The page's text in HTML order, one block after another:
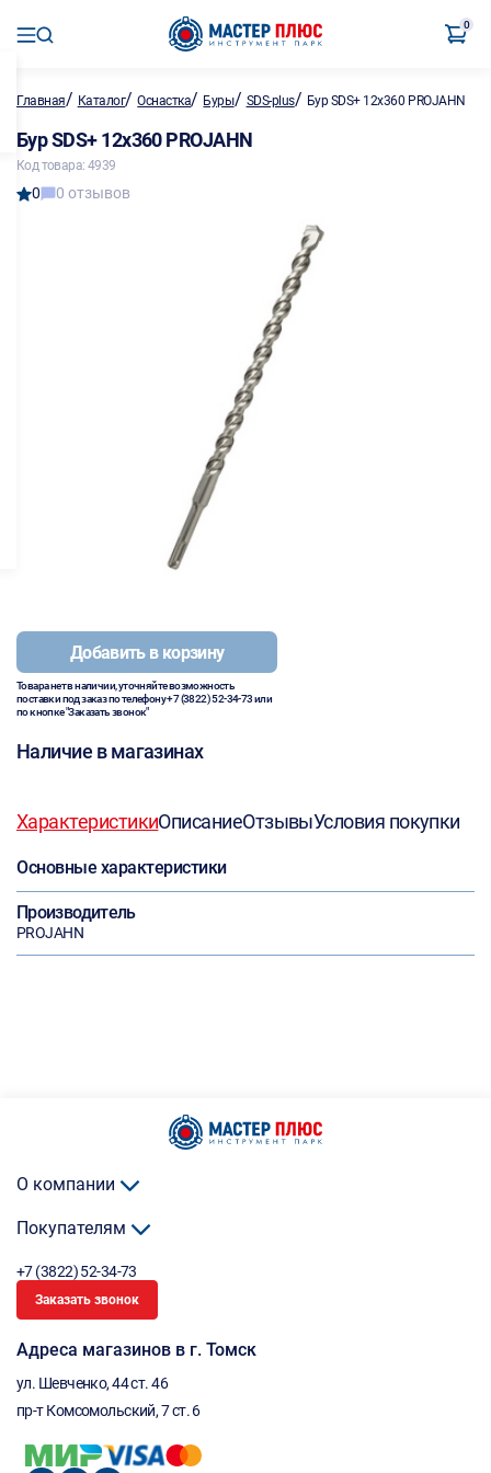
0
Главная/ Каталог/Оснастка/ Буры/ SDS-plus/ Бур SDS+ 12х360 PROJAHN
Бур SDS+ 12х360 PROJAHN
Код товара: 4939
0 0 отзывов
Добавить в корзину
Товара нет в наличии, уточняйте возможность
поставки под заказ по телефону+7 (3822) 52-34-73или
по кнопке "Заказать звонок"
Наличие в магазинах
ХарактеристикиОписаниеОтзывыУсловия покупки
Основные характеристики
Производитель
PROJAHN
О компании
Покупателям
+7 (3822) 52-34-73
Заказать звонок
Адреса магазинов в г. Томск
ул. Шевченко, 44 ст. 46
пр-т Комсомольский, 7 ст. 6